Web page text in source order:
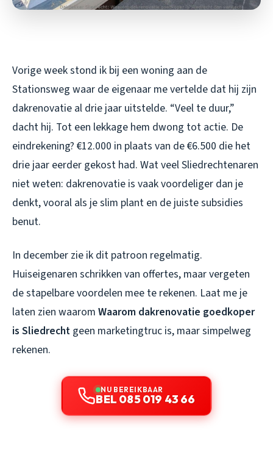
Vorige week stond ik bij een woning aan de
Stationsweg waar de eigenaar me vertelde dat hij zijn
dakrenovatie al drie jaar uitstelde. “Veel te duur,”
dacht hij. Tot een lekkage hem dwong tot actie. De
eindrekening? €12.000 in plaats van de €6.500 die het
drie jaar eerder gekost had. Wat veel Sliedrechtenaren
niet weten: dakrenovatie is vaak voordeliger dan je
denkt, vooral als je slim plant en de juiste subsidies
benut.
In december zie ik dit patroon regelmatig.
Huiseigenaren schrikken van offertes, maar vergeten
de stapelbare voordelen mee te rekenen. Laat me je
laten zien waarom Waarom dakrenovatie goedkoper
is Sliedrecht geen marketingtruc is, maar simpelweg
rekenen.
NU BEREIKBAAR
BEL 085 019 43 66